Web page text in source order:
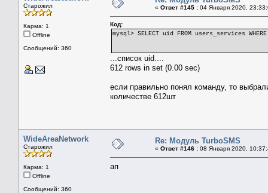
Старожил
Карма: 1
Offline
Сообщений: 360
« Ответ #145 : 04 Января 2020,
Код:
mysql> SELECT uid FROM users_services
...список uid....
612 rows in set (0.00 sec)
если правильно понял команду, то
количестве 612шт
WideAreaNetwork
Старожил
Карма: 1
Offline
Сообщений: 360
Re: Модуль TurboSMS
« Ответ #146 : 08 Января 2020,
ап